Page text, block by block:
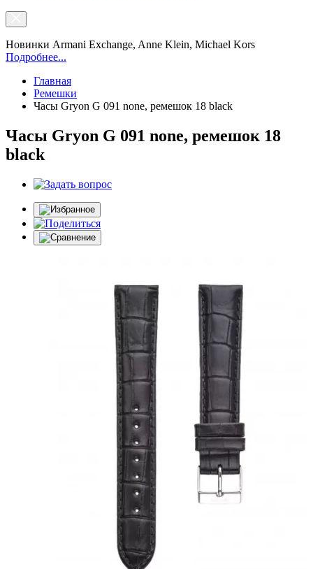
Новинки Armani Exchange, Anne Klein, Michael Kors
Подробнее...
Главная
Ремешки
Часы Gryon G 091 none, ремешок 18 black
Часы Gryon G 091 none, ремешок 18
black